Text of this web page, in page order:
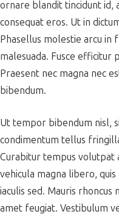
ornare blandit tincidunt id,
consequat eros. Ut in
Phasellus molestie arcu in
malesuada. Fusce efficitur
Praesent nec magna nec
bibendum.
Ut tempor bibendum nisl,
condimentum tellus
Curabitur tempus volutpat
vehicula magna libero,
iaculis sed. Mauris rhoncus
amet feugiat. Vestibulum